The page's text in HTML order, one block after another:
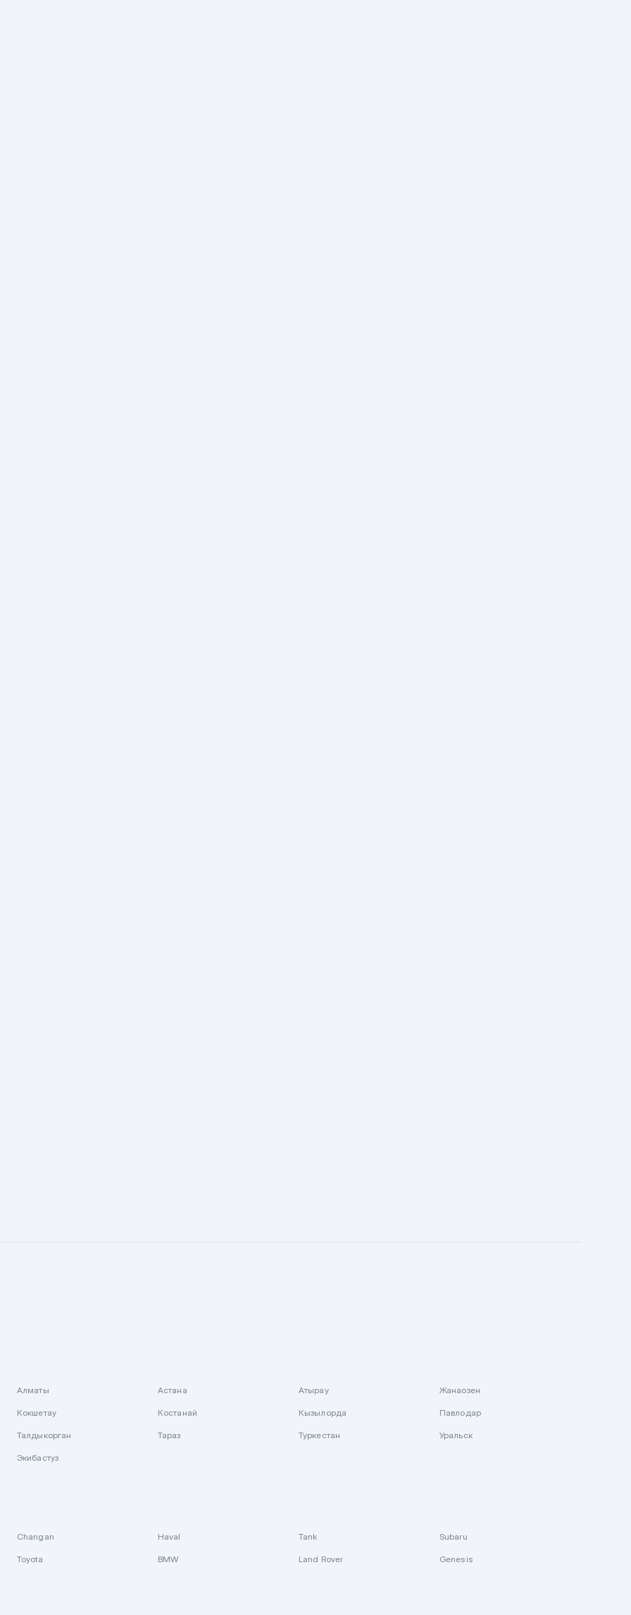
Алматы Астана Атырау Жанаозен
Кокшетау Костанай Кызылорда Павлодар
Талдыкорган Тараз Туркестан Уральск
Экибастуз
Changan Haval Tank Subaru
Toyota BMW Land Rover Genesis